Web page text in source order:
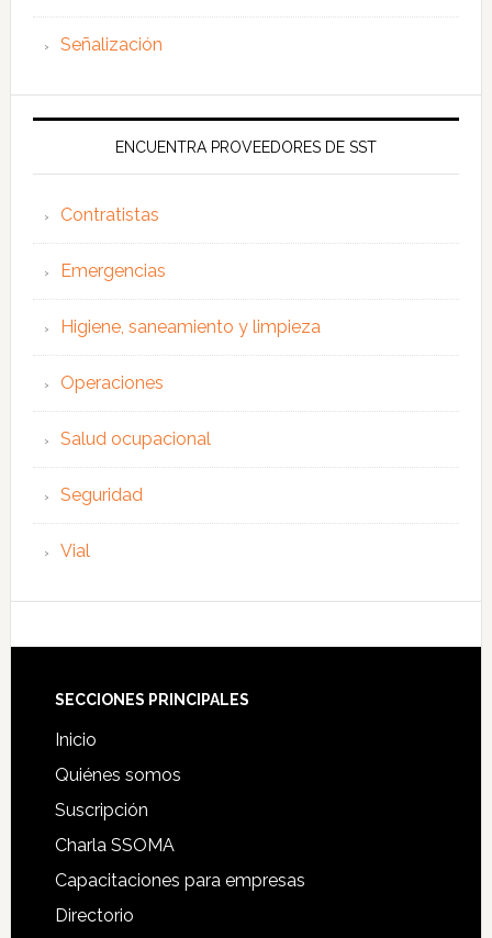
Señalización
ENCUENTRA PROVEEDORES DE SST
Contratistas
Emergencias
Higiene, saneamiento y limpieza
Operaciones
Salud ocupacional
Seguridad
Vial
Footer
SECCIONES PRINCIPALES
Inicio
Quiénes somos
Suscripción
Charla SSOMA
Capacitaciones para empresas
Directorio